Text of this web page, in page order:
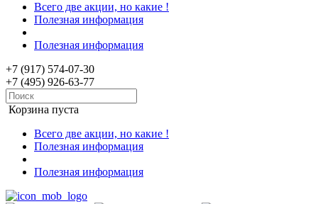
Всего две акции, но какие !
Полезная информация
Полезная информация
+7 (917) 574-07-30
+7 (495) 926-63-77
Корзина пуста
Всего две акции, но какие !
Полезная информация
Полезная информация